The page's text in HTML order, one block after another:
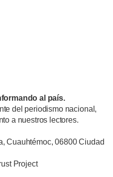
al país.
del periodismo nacional,
a nuestros lectores.
Cuauhtémoc, 06800 Ciudad
Project